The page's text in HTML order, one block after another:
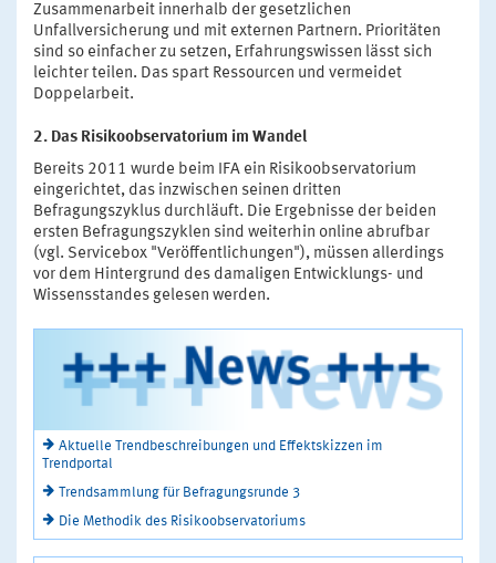
Zusammenarbeit innerhalb der gesetzlichen
Unfallversicherung und mit externen Partnern. Prioritäten
sind so einfacher zu setzen, Erfahrungswissen lässt sich
leichter teilen. Das spart Ressourcen und vermeidet
Doppelarbeit.
2. Das Risikoobservatorium im Wandel
Bereits 2011 wurde beim IFA ein Risikoobservatorium
eingerichtet, das inzwischen seinen dritten
Befragungszyklus durchläuft. Die Ergebnisse der beiden
ersten Befragungszyklen sind weiterhin online abrufbar
(vgl. Servicebox "Veröffentlichungen"), müssen allerdings
vor dem Hintergrund des damaligen Entwicklungs- und
Wissensstandes gelesen werden.
Aktuelle Trendbeschreibungen und Effektskizzen im
Trendportal
Trendsammlung für Befragungsrunde 3
Die Methodik des Risikoobservatoriums